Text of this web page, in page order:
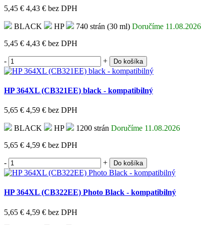
5,45 € 4,43 € bez DPH
BLACK HP 740 strán (30 ml) Doručíme 11.08.2026
5,45 € 4,43 € bez DPH
- + Do košíka
HP 364XL (CB321EE) black - kompatibilný
5,65 € 4,59 € bez DPH
BLACK HP 1200 strán Doručíme 11.08.2026
5,65 € 4,59 € bez DPH
- + Do košíka
HP 364XL (CB322EE) Photo Black - kompatibilný
5,65 € 4,59 € bez DPH